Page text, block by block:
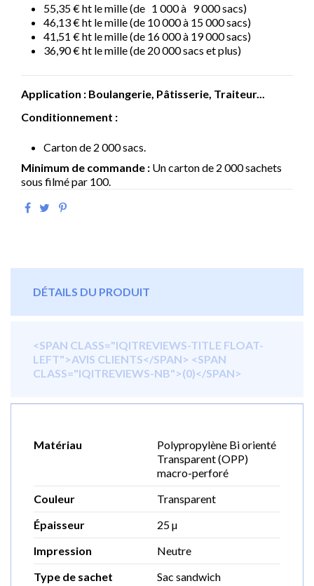
55,35 € ht le mille (de 1 000 à 9 000 sacs)
46,13 € ht le mille (de 10 000 à 15 000 sacs)
41,51 € ht le mille (de 16 000 à 19 000 sacs)
36,90 € ht le mille (de 20 000 sacs et plus)
Application : Boulangerie, Pâtisserie, Traiteur...
Conditionnement :
Carton de 2 000 sacs.
Minimum de commande : Un carton de 2 000 sachets
sous filmé par 100.
DÉTAILS DU PRODUIT
<SPAN CLASS="IQITREVIEWS-TITLE FLOAT-
LEFT">AVIS CLIENTS</SPAN> <SPAN
CLASS="IQITREVIEWS-NB">(0)</SPAN>
Matériau
Polypropylène Bi orienté
Transparent (OPP)
macro-perforé
Couleur
Transparent
Épaisseur
25 µ
Impression
Neutre
Type de sachet
Sac sandwich